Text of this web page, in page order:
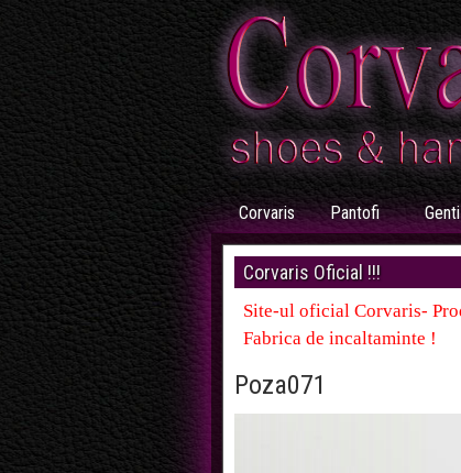
Corvaris Pantofi Genti
Corvaris Oficial !!!
Site-ul oficial Corvaris-
Fabrica de incaltaminte !
Poza071